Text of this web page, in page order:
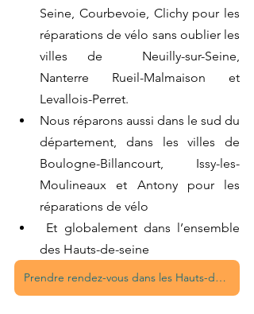
Seine, Courbevoie, Clichy pour les
réparations de vélo sans oublier les
villes de  Neuilly-sur-Seine,
Nanterre Rueil-Malmaison et
Levallois-Perret.
Nous réparons aussi dans le sud du
département, dans les villes de
Boulogne-Billancourt, Issy-les-
Moulineaux et Antony pour les
réparations de vélo
des Hauts-de-seine
Prendre rendez-vous dans les Hauts-de-Seine